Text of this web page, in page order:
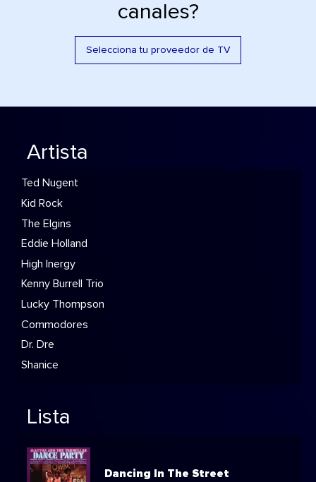
canales?
Selecciona tu proveedor de TV
Artista
Ted Nugent
Kid Rock
The Elgins
Eddie Holland
High Inergy
Kenny Burrell Trio
Lucky Thompson
Commodores
Dr. Dre
Shanice
Lista
Dancing In The Street